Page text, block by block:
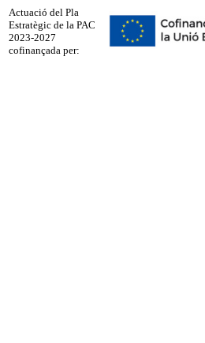
Actuació del Pla
Estratègic de la PAC
2023-2027
cofinançada per: